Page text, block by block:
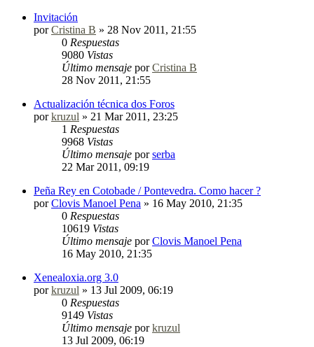
Invitación
porCristina B » 28 Nov 2011, 21:55
0 Respuestas
9080 Vistas
Último mensaje porCristina B
28 Nov 2011, 21:55
Actualización técnica dos Foros
porkruzul » 21 Mar 2011, 23:25
1 Respuestas
9968 Vistas
Último mensaje porserba
22 Mar 2011, 09:19
Peña Rey en Cotobade / Pontevedra. Como hacer ?
porClovis Manoel Pena » 16 May 2010, 21:35
0 Respuestas
10619 Vistas
Último mensaje porClovis Manoel Pena
16 May 2010, 21:35
Xenealoxia.org 3.0
porkruzul » 13 Jul 2009, 06:19
0 Respuestas
9149 Vistas
Último mensaje porkruzul
13 Jul 2009, 06:19